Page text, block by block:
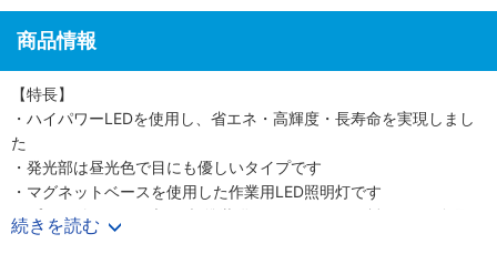
商品情報
【特長】
・ハイパワーLEDを使用し、省エネ・高輝度・長寿命を実現しまし
た
・発光部は昼光色で目にも優しいタイプです
・マグネットベースを使用した作業用LED照明灯です
・プラグ付2mケーブルを標準装備しているので、鉄板などの金属に
貼りつけて容易に使用することができます
続きを読む